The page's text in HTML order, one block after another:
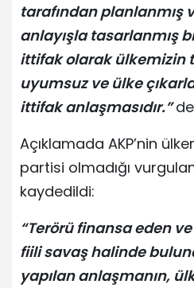
tarafından planlanmış
anlayışla tasarlanmış
ittifak olarak ülkemizin
uyumsuz ve ülke
ittifak anlaşmasıdır.”
Açıklamada AKP’nin
partisi olmadığı
kaydedildi:
“Terörü finansa eden
fiili savaş halinde
yapılan anlaşmanın,